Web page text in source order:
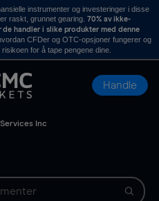
instrumenter og investeringer i disse
raskt, grunnet gearing. 70% av ikke-
handler i slike produkter med denne
CFDer og OTC-opsjoner fungerer og
for å tape pengene dine.
Handle
Inc